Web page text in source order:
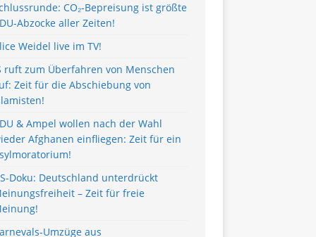
CO₂-Bepreisung ist größte
Abzocke aller Zeiten!
Weidel live im TV!
ruft zum Überfahren von Menschen
Zeit für die Abschiebung von
& Ampel wollen nach der Wahl
Afghanen einfliegen: Zeit für ein
Doku: Deutschland unterdrückt
– Zeit für freie
Umzüge aus